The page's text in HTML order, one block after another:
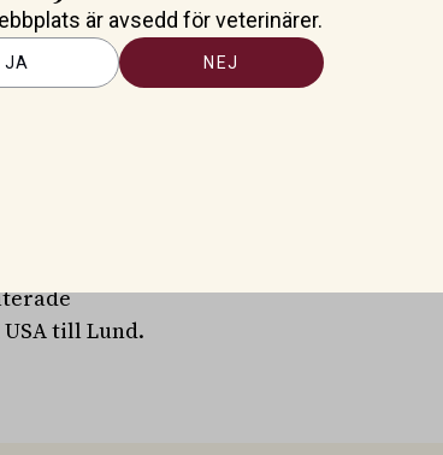
och en
återuppta
befintlig
dollar
att
till Lund.
är avsedd för veterinärer.
JA NEJ